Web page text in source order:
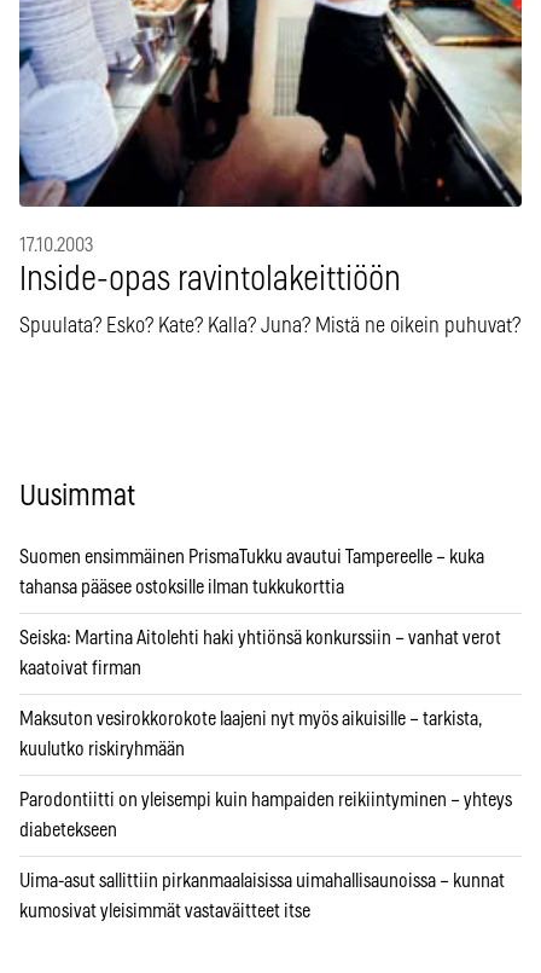
17.10.2003
Inside-opas ravintolakeittiöön
Spuulata? Esko? Kate? Kalla? Juna? Mistä ne oikein puhuvat?
Uusimmat
Suomen ensimmäinen PrismaTukku avautui Tampereelle – kuka
tahansa pääsee ostoksille ilman tukkukorttia
Seiska: Martina Aitolehti haki yhtiönsä konkurssiin – vanhat verot
kaatoivat firman
Maksuton vesirokkorokote laajeni nyt myös aikuisille – tarkista,
kuulutko riskiryhmään
Parodontiitti on yleisempi kuin hampaiden reikiintyminen – yhteys
diabetekseen
Uima-asut sallittiin pirkanmaalaisissa uimahallisaunoissa – kunnat
kumosivat yleisimmät vastaväitteet itse